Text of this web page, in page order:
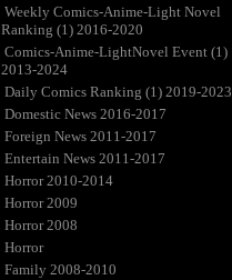
Weekly Comics-Anime-Light Novel
Ranking (1) 2016-2020
Comics-Anime-LightNovel Event (1)
2013-2024
Daily Comics Ranking (1) 2019-2023
Domestic News 2016-2017
Foreign News 2011-2017
Entertain News 2011-2017
Horror 2010-2014
Horror 2009
Horror 2008
Horror
Family 2008-2010